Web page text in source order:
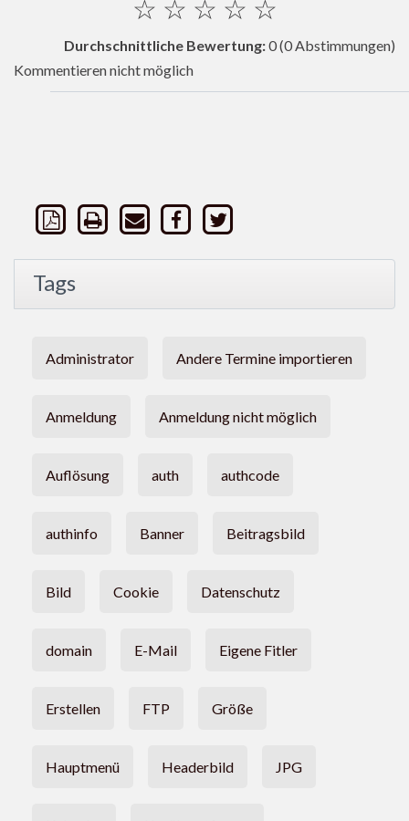
☆
☆
☆
☆
☆
Durchschnittliche Bewertung:0(0 Abstimmungen)
Kommentieren nicht möglich
Tags
Administrator Andere Termine importieren
Anmeldung Anmeldung nicht möglich
Auflösung auth authcode
authinfo Banner Beitragsbild
Bild Cookie Datenschutz
domain E-Mail Eigene Fitler
Erstellen FTP Größe
Hauptmenü Headerbild JPG